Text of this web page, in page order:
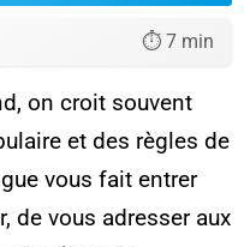
⏱️ 7 min
on croit souvent
et des règles de
vous fait entrer
de vous adresser aux